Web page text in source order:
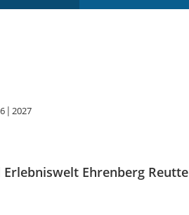
2027
Erlebniswelt Ehrenberg Reutte